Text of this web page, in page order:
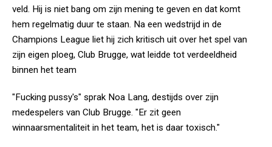
veld. Hij is niet bang om zijn mening te geven en dat komt
hem regelmatig duur te staan. Na een wedstrijd in de
Champions League liet hij zich kritisch uit over het spel van
zijn eigen ploeg, Club Brugge, wat leidde tot verdeeldheid
binnen het team​
"Fucking pussy's" sprak Noa Lang, destijds over zijn
medespelers van Club Brugge. "Er zit geen
winnaarsmentaliteit in het team, het is daar toxisch."